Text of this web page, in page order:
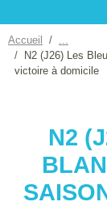
Accueil
N2 (J26) Les
victoire à domicile
N2